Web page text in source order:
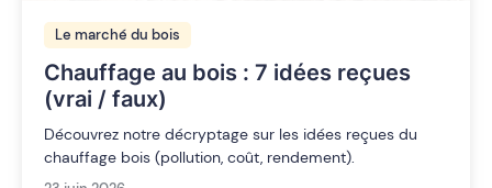
Le marché du bois
Chauffage au bois : 7 idées reçues
(vrai / faux)
Découvrez notre décryptage sur les idées reçues du
chauffage bois (pollution, coût, rendement).